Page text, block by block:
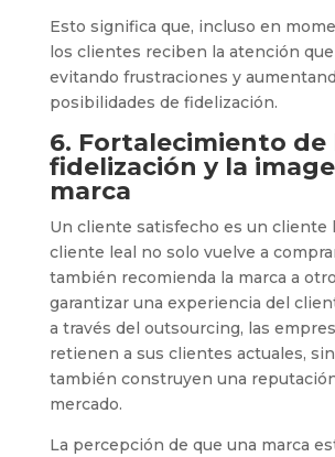
Esto significa que, incluso en
los clientes reciben la atención
evitando frustraciones y
posibilidades de fidelización.
6. Fortalecimiento de
fidelización y la
marca
Un cliente satisfecho es un cliente
cliente leal no solo vuelve a
también recomienda la marca a
garantizar una experiencia del
a través del outsourcing, las
retienen a sus clientes actuales,
también construyen una
mercado.
La percepción de que una marca